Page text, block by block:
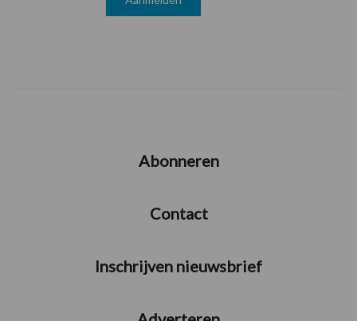
Abonneren
Contact
Inschrijven nieuwsbrief